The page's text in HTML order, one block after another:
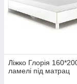
Ліжко Глорія
ламелі під матрац